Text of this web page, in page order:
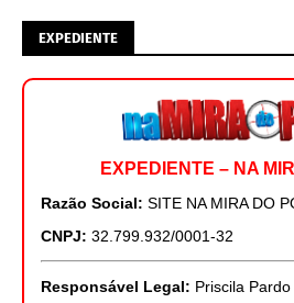
EXPEDIENTE
EXPEDIENTE – NA
Razão Social: SITE NA MIRA DO
CNPJ: 32.799.932/0001-32
Responsável Legal: Priscila Pardo